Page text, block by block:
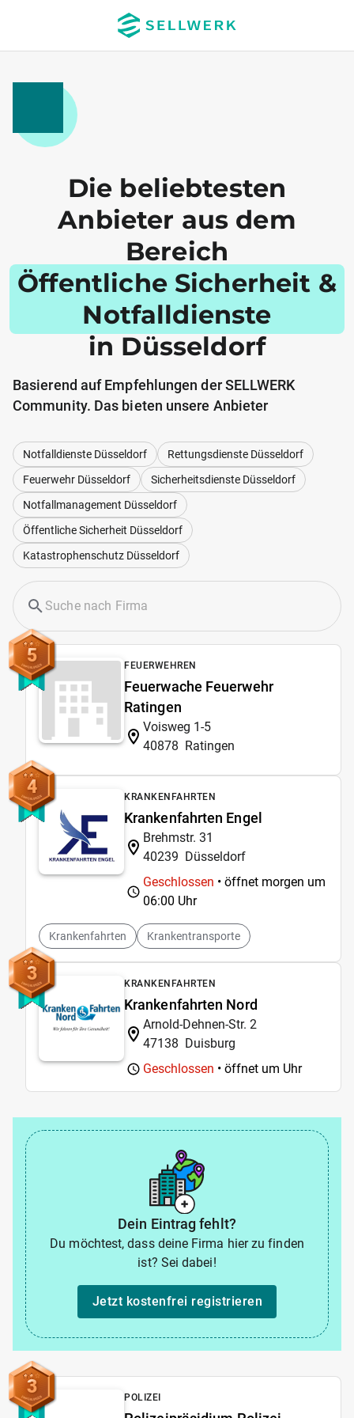
Die beliebtesten
Anbieter aus dem
Bereich
Öffentliche Sicherheit &
Notfalldienste
in Düsseldorf
Basierend auf Empfehlungen der SELLWERK
Community. Das bieten unsere Anbieter
Notfalldienste Düsseldorf
Rettungsdienste Düsseldorf
Feuerwehr Düsseldorf
Sicherheitsdienste Düsseldorf
Notfallmanagement Düsseldorf
Öffentliche Sicherheit Düsseldorf
Katastrophenschutz Düsseldorf
5 FEUERWEHREN
Feuerwache Feuerwehr
Ratingen
Voisweg 1-5
40878 Ratingen
4 KRANKENFAHRTEN
Krankenfahrten Engel
Brehmstr. 31
40239 Düsseldorf
Geschlossen • öffnet morgen um
06:00 Uhr
Krankenfahrten Krankentransporte
3 KRANKENFAHRTEN
Krankenfahrten Nord
Arnold-Dehnen-Str. 2
47138 Duisburg
Geschlossen • öffnet um Uhr
Dein Eintrag fehlt?
Du möchtest, dass deine Firma hier zu finden
ist? Sei dabei!
Jetzt kostenfrei registrieren
3 POLIZEI